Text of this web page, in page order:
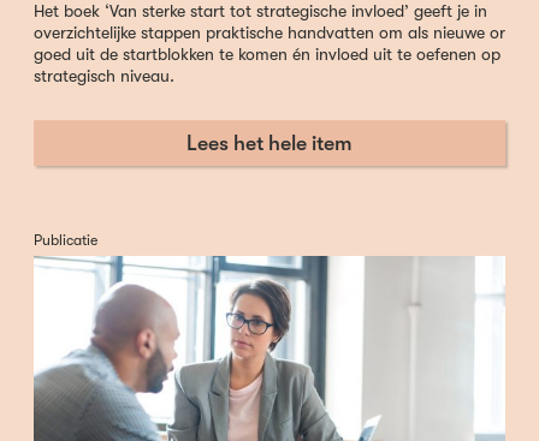
Het boek ‘Van sterke start tot strategische invloed’ geeft je in
overzichtelijke stappen praktische handvatten om als nieuwe or
goed uit de startblokken te komen én invloed uit te oefenen op
strategisch niveau.
Lees het hele item
Publicatie